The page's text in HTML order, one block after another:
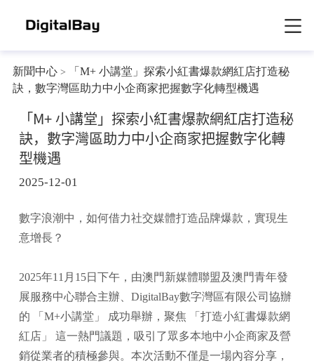
新聞中心>
「M+ 小講堂」探索小紅書爆款網紅店打造秘
訣，數字灣區助力中小企商家把握數字化轉型機遇
「M+ 小講堂」探索小紅書爆款網紅店打造秘
訣，數字灣區助力中小企商家把握數字化轉
型機遇
2025-12-01
數字浪潮中，如何借力社交媒體打造品牌爆款，實現生
意增長？
2025年11月15日下午，由澳門新媒體聯盟及澳門青年發
展服務中心聯合主辦、DigitalBay數字灣區有限公司協辦
的 「M+小講堂」 成功舉辦，聚焦 「打造小紅書爆款網
紅店」 這一熱門議題，吸引了眾多本地中小企商家及營
銷從業者的積極參與。本次活動不僅是一場內容分享，